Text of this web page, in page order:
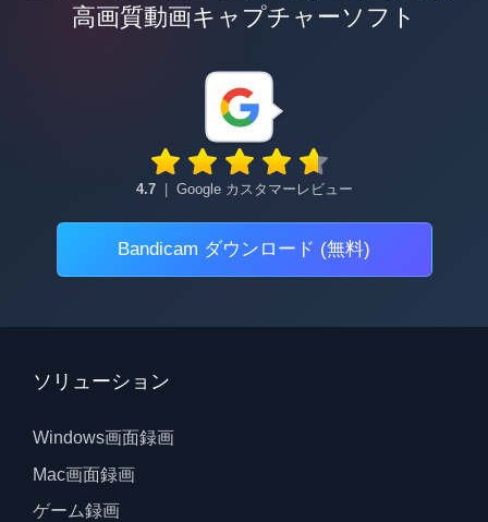
高画質動画キャプチャーソフト
4.7 Google カスタマーレビュー
Bandicam ダウンロード (無料)
ソリューション
Windows画面録画
Mac画面録画
ゲーム録画